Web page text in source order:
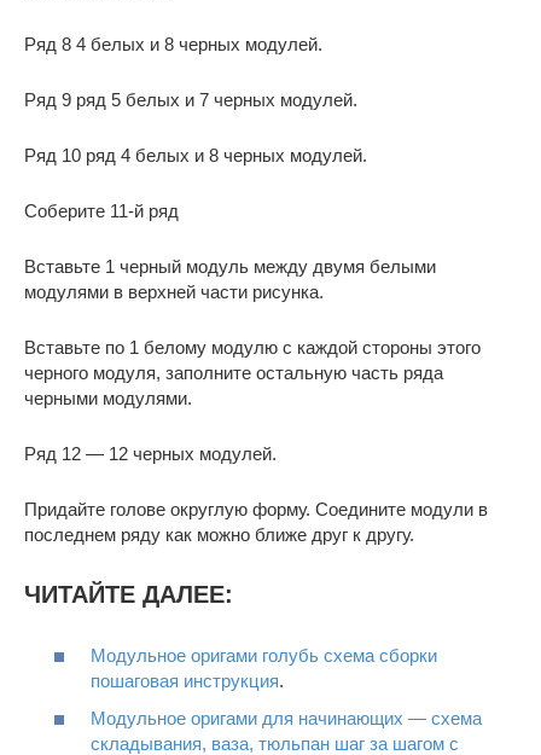
Ряд 8 4 белых и 8 черных модулей.
Ряд 9 ряд 5 белых и 7 черных модулей.
Ряд 10 ряд 4 белых и 8 черных модулей.
Соберите 11-й ряд
Вставьте 1 черный модуль между двумя белыми
модулями в верхней части рисунка.
Вставьте по 1 белому модулю с каждой стороны этого
черного модуля, заполните остальную часть ряда
черными модулями.
Ряд 12 — 12 черных модулей.
Придайте голове округлую форму. Соедините модули в
последнем ряду как можно ближе друг к другу.
ЧИТАЙТЕ ДАЛЕЕ:
Модульное оригами голубь схема сборки
пошаговая инструкция.
Модульное оригами для начинающих — схема
складывания, ваза, тюльпан шаг за шагом с